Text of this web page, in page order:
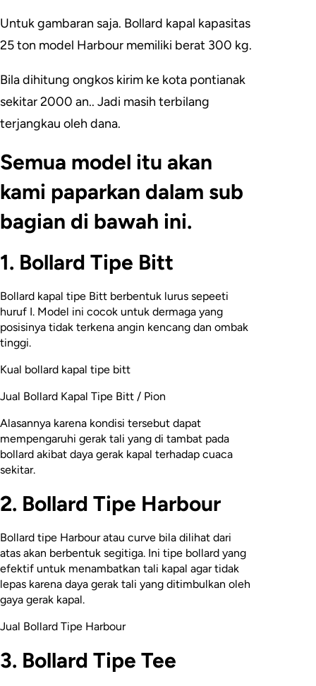
Untuk gambaran saja. Bollard kapal kapasitas
25 ton model Harbour memiliki berat 300 kg.
Bila dihitung ongkos kirim ke kota pontianak
sekitar 2000 an.. Jadi masih terbilang
terjangkau oleh dana.
Semua model itu akan
kami paparkan dalam sub
bagian di bawah ini.
1. Bollard Tipe Bitt
Bollard kapal tipe Bitt berbentuk lurus sepeeti
huruf I. Model ini cocok untuk dermaga yang
posisinya tidak terkena angin kencang dan ombak
tinggi.
Kual bollard kapal tipe bitt
Jual Bollard Kapal Tipe Bitt / Pion
Alasannya karena kondisi tersebut dapat
mempengaruhi gerak tali yang di tambat pada
bollard akibat daya gerak kapal terhadap cuaca
sekitar.
2. Bollard Tipe Harbour
Bollard tipe Harbour atau curve bila dilihat dari
atas akan berbentuk segitiga. Ini tipe bollard yang
efektif untuk menambatkan tali kapal agar tidak
lepas karena daya gerak tali yang ditimbulkan oleh
gaya gerak kapal.
Jual Bollard Tipe Harbour
3. Bollard Tipe Tee